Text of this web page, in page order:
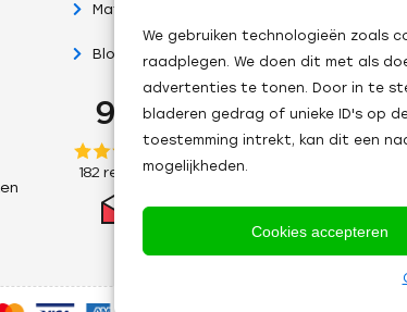
We gebruiken technologieën zoals
raadplegen. We doen dit met als
advertenties te tonen. Door in te
bladeren gedrag of unieke ID's op
toestemming intrekt, kan dit een
mogelijkheden.
Cookies accepteren
Materiaalsoorten
Blog